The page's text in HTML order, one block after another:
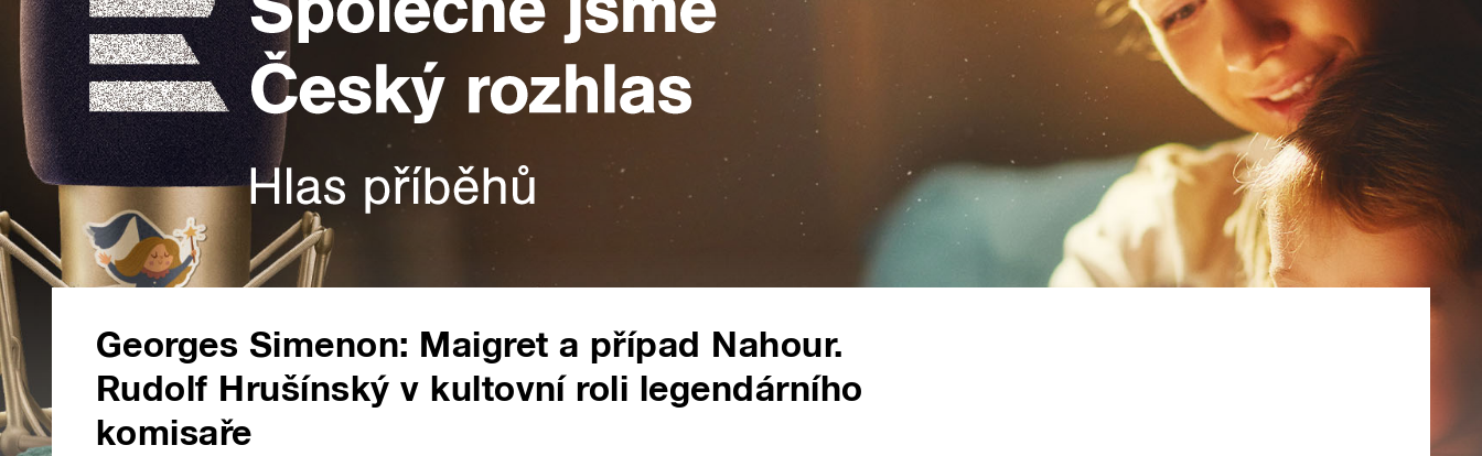
Georges Simenon: Maigret a případ Nahour.
Rudolf Hrušínský v kultovní roli legendárního
komisaře